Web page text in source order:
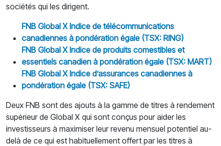
sociétés qui les dirigent.
FNB Global X Indice de télécommunications
canadiennes à pondération égale (TSX: RING)
FNB Global X Indice de produits comestibles et
essentiels canadien à pondération égale (TSX: MART)
FNB Global X Indice d’assurances canadiennes à
pondération égale (TSX: SAFE)
Deux FNB sont des ajouts à la gamme de titres à rendement
supérieur de Global X qui sont conçus pour aider les
investisseurs à maximiser leur revenu mensuel potentiel au-
delà de ce qui est habituellement offert par les titres à